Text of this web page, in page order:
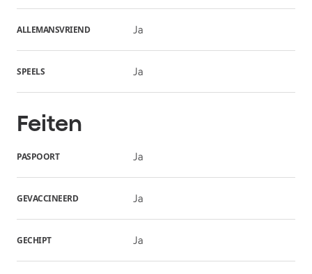
ALLEMANSVRIEND Ja
SPEELS Ja
Feiten
PASPOORT Ja
GEVACCINEERD Ja
GECHIPT Ja